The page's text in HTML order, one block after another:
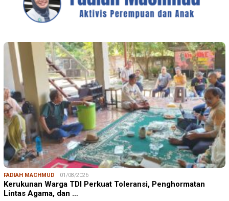
FADIAH MACHMUD 01/08/2026
Kerukunan Warga TDI Perkuat Toleransi, Penghormatan
Lintas Agama, dan …